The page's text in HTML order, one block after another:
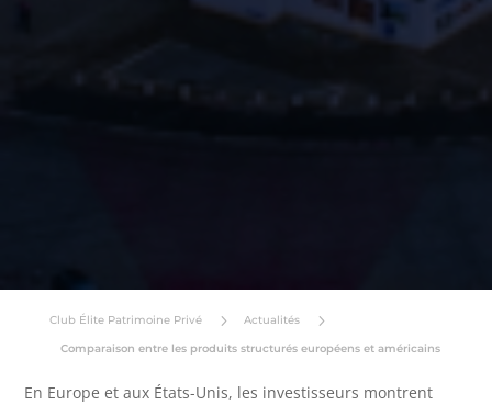
Club Élite Patrimoine Privé 5 Actualités 5
Comparaison entre les produits structurés européens et américains
En Europe et aux États-Unis, les investisseurs montrent